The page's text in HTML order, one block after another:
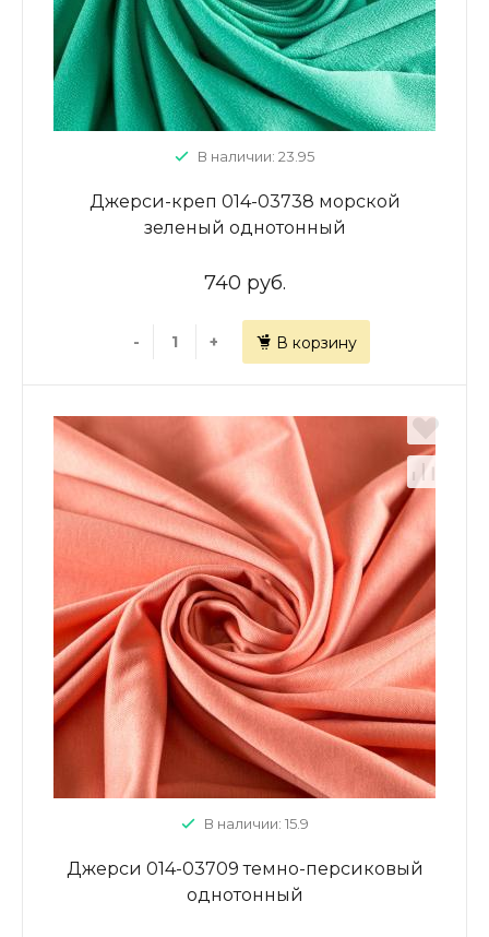
В наличии: 23.95
Джерси-креп 014-03738 морской
зеленый однотонный
740 руб.
- + В корзину
В наличии: 15.9
Джерси 014-03709 темно-персиковый
однотонный